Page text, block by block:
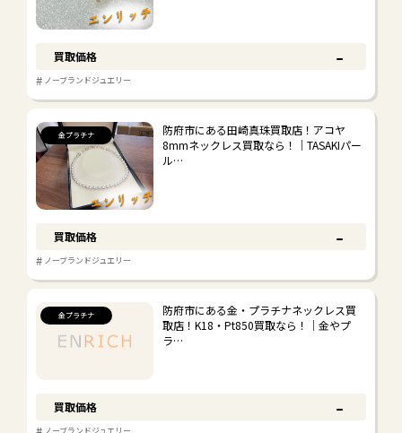
買取価格 -
# ノーブランドジュエリー
金プラチナ
防府市にある田崎真珠買取店！アコヤ
8mmネックレス買取なら！｜TASAKIパー
ル…
買取価格 -
# ノーブランドジュエリー
金プラチナ
防府市にある金・プラチナネックレス買
取店！K18・Pt850買取なら！｜金やプ
ラ…
買取価格 -